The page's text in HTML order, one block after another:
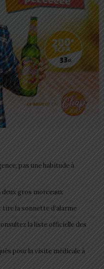
pas une habitude à
deux gros morceaux
la sonnette d’alarme
la liste officielle des
pour la visite médicale à